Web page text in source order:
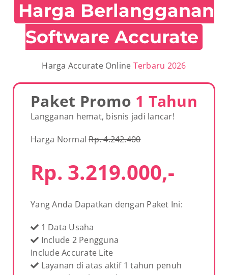
Harga Berlangganan
Software Accurate
Harga Accurate Online Terbaru 2026
Paket Promo 1 Tahun
Langganan hemat, bisnis jadi lancar!
Harga NormalRp. 4.242.400
Rp. 3.219.000,-
Yang Anda Dapatkan dengan Paket Ini:
1 Data Usaha
Include 2 Pengguna
Include Accurate Lite
Layanan di atas aktif 1 tahun penuh